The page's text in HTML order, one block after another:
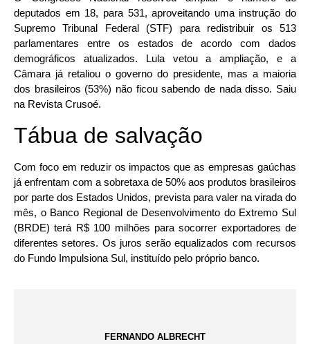
deputados em 18, para 531, aproveitando uma instrução do
Supremo Tribunal Federal (STF) para redistribuir os 513
parlamentares entre os estados de acordo com dados
demográficos atualizados. Lula vetou a ampliação, e a
Câmara já retaliou o governo do presidente, mas a maioria
dos brasileiros (53%) não ficou sabendo de nada disso. Saiu
na Revista Crusoé.
Tábua de salvação
Com foco em reduzir os impactos que as empresas gaúchas
já enfrentam com a sobretaxa de 50% aos produtos brasileiros
por parte dos Estados Unidos, prevista para valer na virada do
mês, o Banco Regional de Desenvolvimento do Extremo Sul
(BRDE) terá R$ 100 milhões para socorrer exportadores de
diferentes setores. Os juros serão equalizados com recursos
do Fundo Impulsiona Sul, instituído pelo próprio banco.
FERNANDO ALBRECHT